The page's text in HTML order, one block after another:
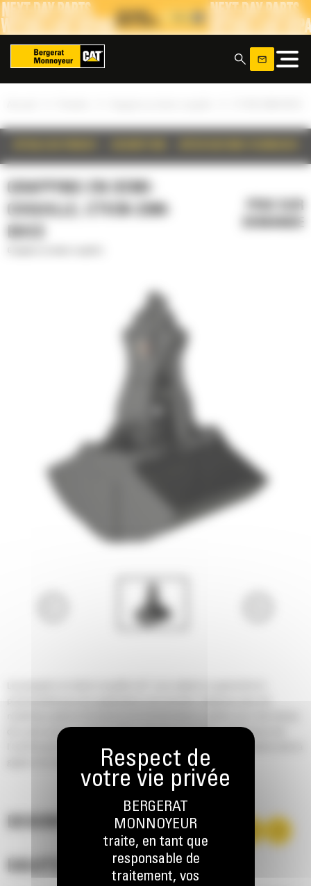
GRAPPINS EN DEMI-
COQUILLE, CTV30-2300-
productivité pour les applications de transfert. Déplacez plus de
de cycle courts. La construction robuste et la faible maintenance de
l'outil lui permettent de fonctionner plus longtemps, vous aidant ainsi à
gagner du temps et de l'argent.
HAUTES PERFORMANCES
Panneau de gestion des cookies
BERGERAT
MONNOYEUR
traite, en tant que
responsable de
traitement, vos